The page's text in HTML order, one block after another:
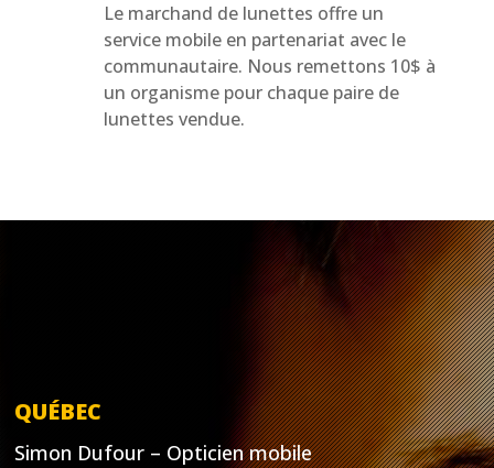
Le marchand de lunettes offre un
service mobile en partenariat avec le
communautaire. Nous remettons 10$ à
un organisme pour chaque paire de
lunettes vendue.
QUÉBEC
Simon Dufour – Opticien mobile